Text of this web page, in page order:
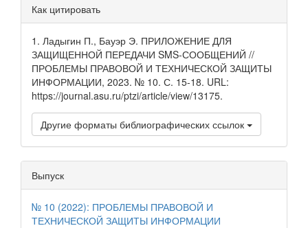
статьи
Как цитировать
1. Ладыгин П., Бауэр Э. ПРИЛОЖЕНИЕ ДЛЯ
ЗАЩИЩЕННОЙ ПЕРЕДАЧИ SMS-СООБЩЕНИЙ //
ПРОБЛЕМЫ ПРАВОВОЙ И ТЕХНИЧЕСКОЙ ЗАЩИТЫ
ИНФОРМАЦИИ, 2023. № 10. С. 15-18. URL:
https://journal.asu.ru/ptzi/article/view/13175.
Другие форматы библиографических ссылок
Выпуск
№ 10 (2022): ПРОБЛЕМЫ ПРАВОВОЙ И
ТЕХНИЧЕСКОЙ ЗАЩИТЫ ИНФОРМАЦИИ